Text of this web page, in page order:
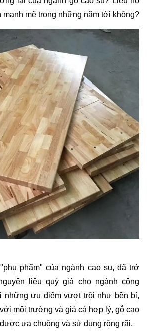
mạnh mẽ trong những năm tới không?
phẩm" của ngành cao su, đã trở
liệu quý giá cho ngành công
những ưu điểm vượt trội như bền bỉ,
môi trường và giá cả hợp lý, gỗ cao
ưa chuộng và sử dụng rộng rãi.